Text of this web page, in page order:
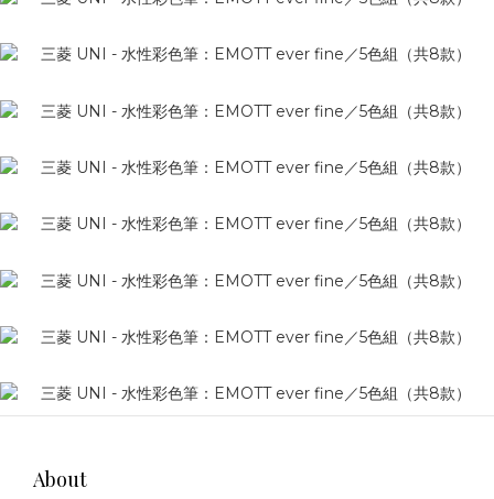
About